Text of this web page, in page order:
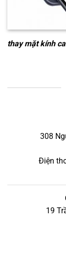
thay mặt kính
308
Điện
19